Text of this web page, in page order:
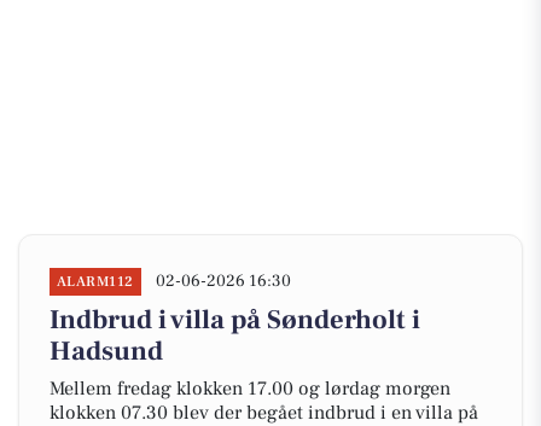
ALARM112 02-06-2026 16:30
Indbrud i villa på Sønderholt i
Hadsund
Mellem fredag klokken 17.00 og lørdag morgen
klokken 07.30 blev der begået indbrud i en villa på